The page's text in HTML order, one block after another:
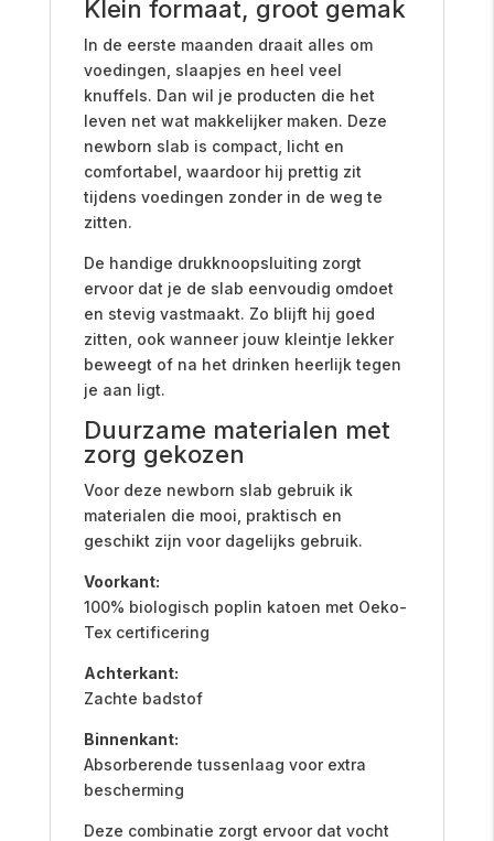
Klein formaat, groot gemak
In de eerste maanden draait alles om
voedingen, slaapjes en heel veel
knuffels. Dan wil je producten die het
leven net wat makkelijker maken. Deze
newborn slab is compact, licht en
comfortabel, waardoor hij prettig zit
tijdens voedingen zonder in de weg te
zitten.
De handige drukknoopsluiting zorgt
ervoor dat je de slab eenvoudig omdoet
en stevig vastmaakt. Zo blijft hij goed
zitten, ook wanneer jouw kleintje lekker
beweegt of na het drinken heerlijk tegen
je aan ligt.
Duurzame materialen met
zorg gekozen
Voor deze newborn slab gebruik ik
materialen die mooi, praktisch en
geschikt zijn voor dagelijks gebruik.
Voorkant:
100% biologisch poplin katoen met Oeko-
Tex certificering
Achterkant:
Zachte badstof
Binnenkant:
Absorberende tussenlaag voor extra
bescherming
Deze combinatie zorgt ervoor dat vocht